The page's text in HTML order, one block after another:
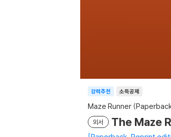
소득공제
강력추천
Maze Runner
외서 The Maze